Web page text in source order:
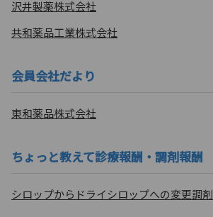
沢井製薬株式会社
共和薬品工業株式会社
会員会社だより
東和薬品株式会社
ちょっと教えて診療報酬・調剤報酬
シロップからドライシロップへの変更調剤